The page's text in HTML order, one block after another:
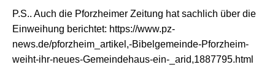
P.S.. Auch die Pforzheimer Zeitung hat sachlich über die
Einweihung berichtet: https://www.pz-
news.de/pforzheim_artikel,-Bibelgemeinde-Pforzheim-
weiht-ihr-neues-Gemeindehaus-ein-_arid,1887795.html